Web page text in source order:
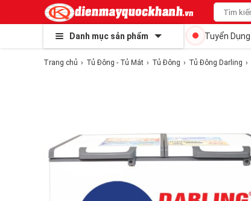
Danh mục sản phẩm Tuyển Dụng
Trang chủ Tủ Đông - Tủ Mát Tủ Đông Tủ Đông Darling